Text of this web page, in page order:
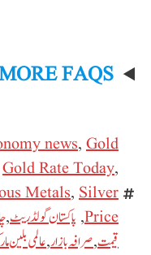
FAQS”
news, Gold
Gold Rate Today,
Metals, Silver
Price
, پاکستان گولڈ ریٹ,
قیمت,صرافہ بازار,عالمی بلین